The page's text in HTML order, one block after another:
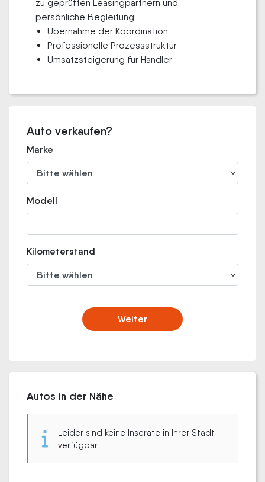
zu geprüften Leasingpartnern und
persönliche Begleitung.
Übernahme der Koordination
Professionelle Prozessstruktur
Umsatzsteigerung für Händler
Auto verkaufen?
Marke
Modell
Kilometerstand
Weiter
Autos in der Nähe
Leider sind keine Inserate in Ihrer Stadt
verfügbar